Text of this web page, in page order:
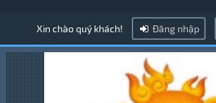
Xin chào quý khách! Đăng nhập